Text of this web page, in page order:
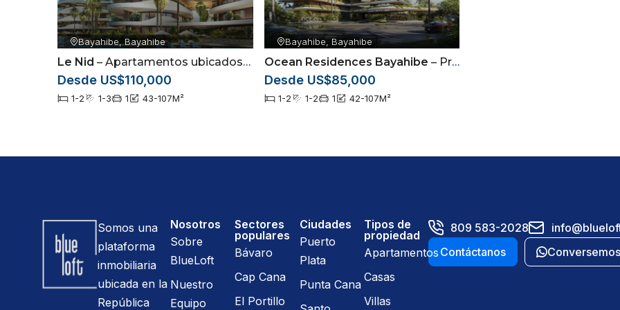
Bayahibe, Bayahibe
Le Nid – Apartamentos ubicados en Bayahibe, La Altagracia
Desde US$110,000
1-2 1-3 1 43-107M²
Bayahibe, Bayahibe
Ocean Residences Bayahibe – Proyecto de apartamentos ubicados en Bayahibe
Desde US$85,000
1-2 1-2 1 42-107M²
Somos una
plataforma
inmobiliaria
ubicada en la
República
Nosotros
Sobre
BlueLoft
Nuestro
Equipo
Sectores
populares
Bávaro
Cap Cana
El Portillo
Ciudades
Puerto
Plata
Punta Cana
Tipos de
propiedad
Apartamentos
Casas
Villas
809 583-2028
Contáctanos
Conversemos